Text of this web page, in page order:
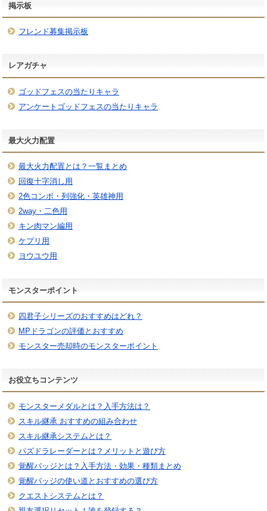
掲示板
フレンド募集掲示板
レアガチャ
ゴッドフェスの当たりキャラ
アンケートゴッドフェスの当たりキャラ
最大火力配置
最大火力配置とは？一覧まとめ
回復十字消し用
2色コンボ・列強化・英雄神用
2way・二色用
キン肉マン編用
ケプリ用
ヨウユウ用
モンスターポイント
四君子シリーズのおすすめはどれ？
MPドラゴンの評価とおすすめ
モンスター売却時のモンスターポイント
お役立ちコンテンツ
モンスターメダルとは？入手方法は？
スキル継承 おすすめの組み合わせ
スキル継承システムとは？
パズドラレーダーとは？メリットと遊び方
覚醒バッジとは？入手方法・効果・種類まとめ
覚醒バッジの使い道とおすすめの選び方
クエストシステムとは？